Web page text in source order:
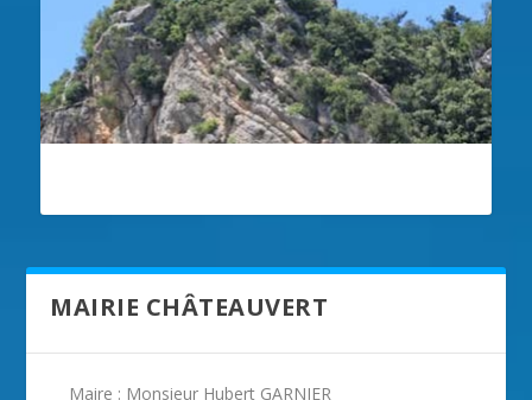
MAIRIE CHÂTEAUVERT
Maire : Monsieur Hubert GARNIER